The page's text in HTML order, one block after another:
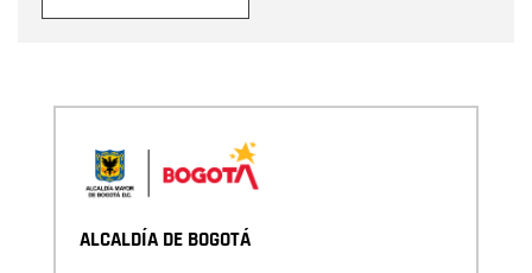
ALCALDÍA DE BOGOTÁ